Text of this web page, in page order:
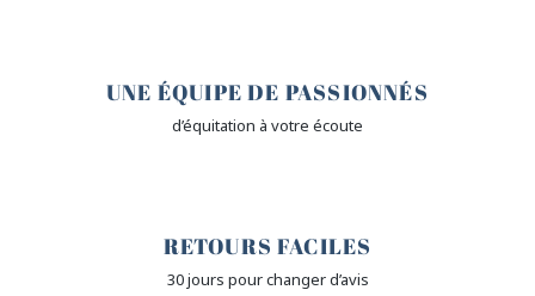
UNE ÉQUIPE DE PASSIONNÉS
d’équitation à votre écoute
RETOURS FACILES
30 jours pour changer d’avis